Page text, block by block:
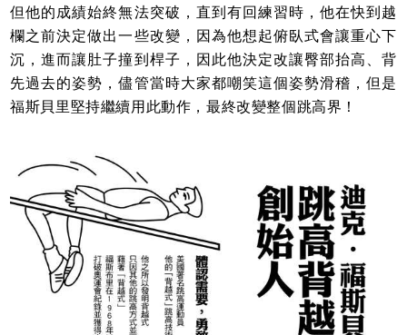
但他的成績始終無法突破，直到有回練習時，他在快到越
欄之前決定做出一些改變，因為他想起俯臥式會讓重心下
沉，進而讓肚子撞到桿子，因此他決定改讓臀部抬高、背
先過去的姿勢，儘管當時大家都嘲笑這個姿勢滑稽，但是
福斯貝里堅持繼續用此動作，最終改變整個跳高界！